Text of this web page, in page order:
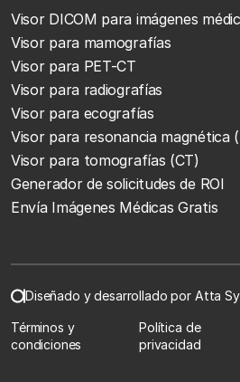
Visor DICOM para imágenes
Visor para mamografías
Visor para PET-CT
Visor para radiografías
Visor para ecografías
Visor para resonancia magnética
Visor para tomografías (CT)
Generador de solicitudes de ROI
Envía Imágenes Médicas Gratis
Diseñado y desarrollado por Atta
Términos y
condiciones
Política de
privacidad